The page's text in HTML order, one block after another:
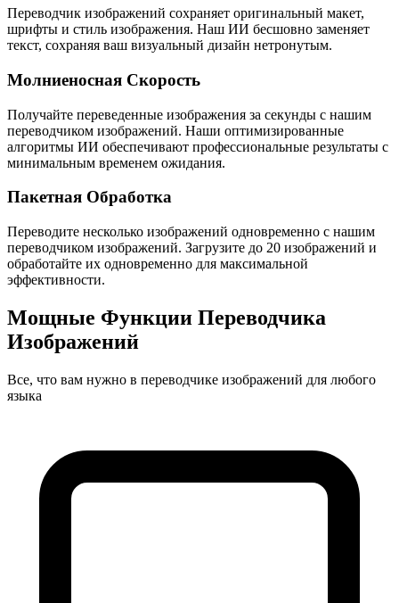
Переводчик изображений сохраняет оригинальный макет,
шрифты и стиль изображения. Наш ИИ бесшовно заменяет
текст, сохраняя ваш визуальный дизайн нетронутым.
Молниеносная Скорость
Получайте переведенные изображения за секунды с нашим
переводчиком изображений. Наши оптимизированные
алгоритмы ИИ обеспечивают профессиональные результаты с
минимальным временем ожидания.
Пакетная Обработка
Переводите несколько изображений одновременно с нашим
переводчиком изображений. Загрузите до 20 изображений и
обработайте их одновременно для максимальной
эффективности.
Мощные Функции Переводчика
Изображений
Все, что вам нужно в переводчике изображений для любого
языка